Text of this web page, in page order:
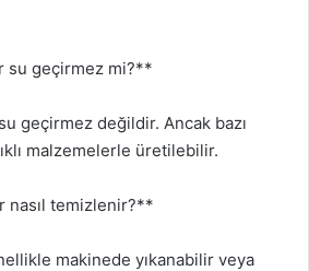
su geçirmez mi?**
geçirmez değildir. Ancak bazı
malzemelerle üretilebilir.
nasıl temizlenir?**
makinede yıkanabilir veya